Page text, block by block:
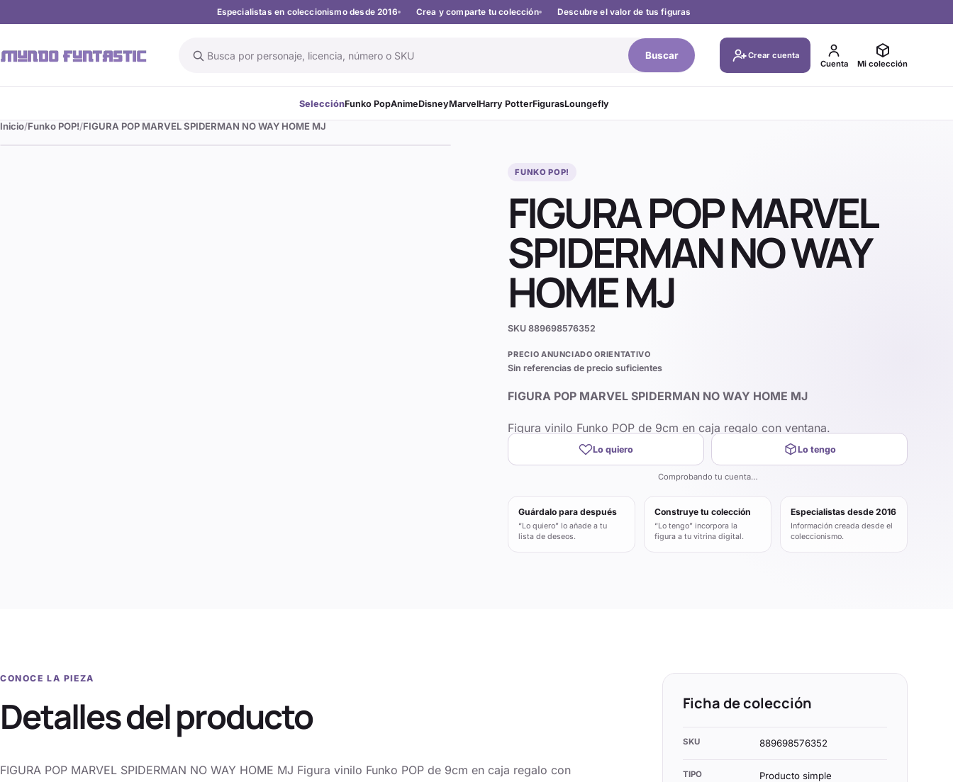
Especialistas en coleccionismo desde 2016 Crea y comparte tu colección Descubre el valor de tus figuras
Buscar en el catálogo Buscar
Crear cuenta
Cuenta
Mi colección
SelecciónFunko PopAnimeDisneyMarvelHarry PotterFigurasLoungefly
Inicio Funko POP! FIGURA POP MARVEL SPIDERMAN NO WAY HOME MJ
FUNKO POP!
FIGURA POP MARVEL
SPIDERMAN NO WAY
HOME MJ
SKU889698576352
PRECIO ANUNCIADO ORIENTATIVO
Sin referencias de precio suficientes
FIGURA POP MARVEL SPIDERMAN NO WAY HOME MJ
Figura vinilo Funko POP de 9cm en caja regalo con ventana.
Lo quiero Lo tengo
Comprobando tu cuenta…
Guárdalo para después
“Lo quiero” lo añade a tu
lista de deseos.
Construye tu colección
“Lo tengo” incorpora la
figura a tu vitrina digital.
Especialistas desde 2016
Información creada desde el
coleccionismo.
CONOCE LA PIEZA
Detalles del producto
FIGURA POP MARVEL SPIDERMAN NO WAY HOME MJ Figura vinilo Funko POP de 9cm en caja regalo con
Ficha de colección
SKU 889698576352
TIPO Producto simple